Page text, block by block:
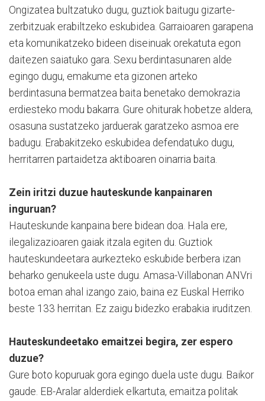
Ongizatea bultzatuko dugu, guztiok baitugu gizarte-
zerbitzuak erabiltzeko eskubidea. Garraioaren garapena
eta komunikatzeko bideen diseinuak orekatuta egon
daitezen saiatuko gara. Sexu berdintasunaren alde
egingo dugu, emakume eta gizonen arteko
berdintasuna bermatzea baita benetako demokrazia
erdiesteko modu bakarra. Gure ohiturak hobetze aldera,
osasuna sustatzeko jarduerak garatzeko asmoa ere
badugu. Erabakitzeko eskubidea defendatuko dugu,
herritarren partaidetza aktiboaren oinarria baita.
Zein iritzi duzue hauteskunde kanpainaren
inguruan?
Hauteskunde kanpaina bere bidean doa. Hala ere,
ilegalizazioaren gaiak itzala egiten du. Guztiok
hauteskundeetara aurkezteko eskubide berbera izan
beharko genukeela uste dugu. Amasa-Villabonan ANVri
botoa eman ahal izango zaio, baina ez Euskal Herriko
beste 133 herritan. Ez zaigu bidezko erabakia iruditzen.
Hauteskundeetako emaitzei begira, zer espero
duzue?
Gure boto kopuruak gora egingo duela uste dugu. Baikor
gaude. EB-Aralar alderdiek elkartuta, emaitza politak